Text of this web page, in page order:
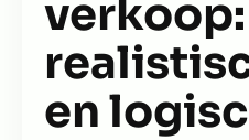
verkoop:
en